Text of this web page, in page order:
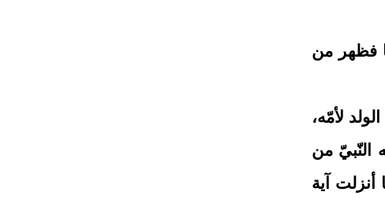
فظهر من
لأمّه،
النّبيّ من
أنزلت آية